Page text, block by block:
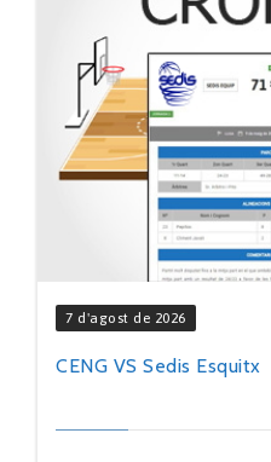
7 d'agost de 2026
CENG VS Sedis Esquitx